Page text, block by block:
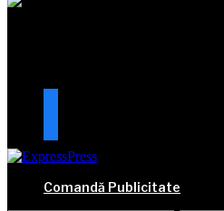
Comandă Publicitate